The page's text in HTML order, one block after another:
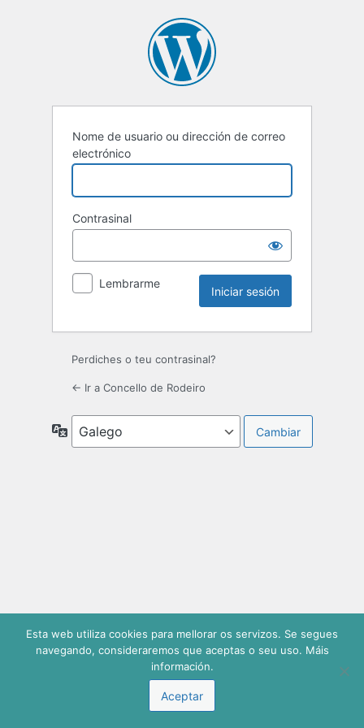
Nome de usuario ou dirección de correo
electrónico
Contrasinal
Lembrarme
Perdiches o teu contrasinal?
← Ir a Concello de Rodeiro
Idiomas
Esta web utiliza cookies para mellorar os servizos. Se segues
navegando, consideraremos que aceptas o seu uso. Máis
información.
Aceptar